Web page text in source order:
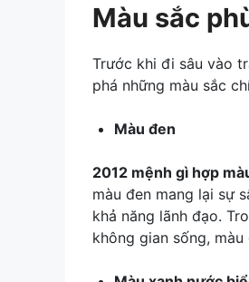
Màu sắc
Trước khi đi sâu vào
phá những màu sắc
Màu đen
2012 mệnh gì hợp
màu đen mang lại sự
khả năng lãnh đạo.
không gian sống,